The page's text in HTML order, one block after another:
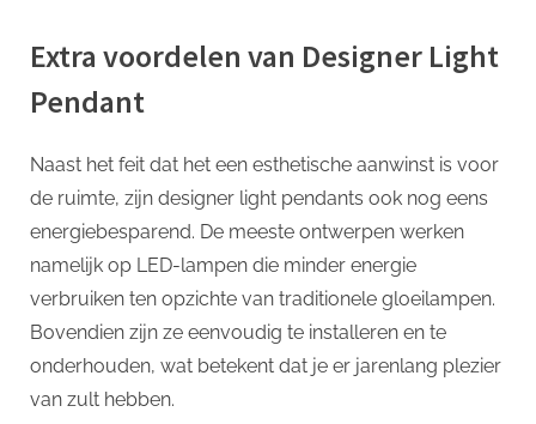
Extra voordelen van Designer Light
Pendant
Naast het feit dat het een esthetische aanwinst is voor
de ruimte, zijn designer light pendants ook nog eens
energiebesparend. De meeste ontwerpen werken
namelijk op LED-lampen die minder energie
verbruiken ten opzichte van traditionele gloeilampen.
Bovendien zijn ze eenvoudig te installeren en te
onderhouden, wat betekent dat je er jarenlang plezier
van zult hebben.